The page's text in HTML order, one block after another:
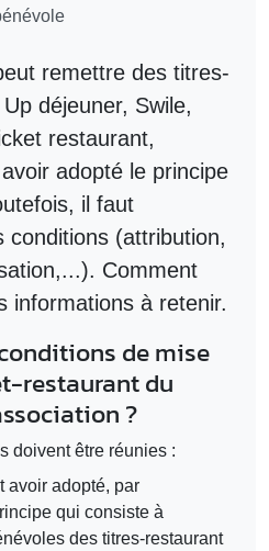
remettre des titres-
déjeuner, Swile,
restaurant,
adopté le principe
il faut
conditions (attribution,
Comment
informations à retenir.
de mise
restaurant du
?
doivent être réunies :
avoir adopté, par
qui consiste à
des titres-restaurant